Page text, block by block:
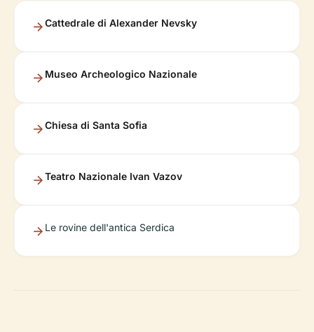
Cattedrale di Alexander Nevsky
Museo Archeologico Nazionale
Chiesa di Santa Sofia
Teatro Nazionale Ivan Vazov
Le rovine dell'antica Serdica